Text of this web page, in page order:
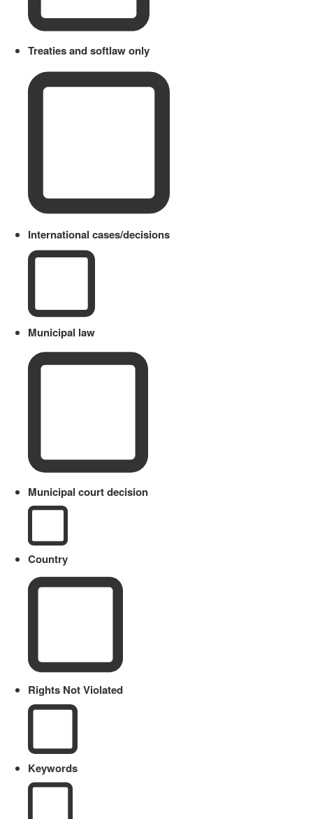
Treaties and softlaw only
International cases/decisions
Municipal law
Municipal court decision
Country
Rights Not Violated
Keywords